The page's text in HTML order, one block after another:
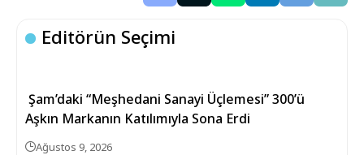
Editörün Seçimi
Şam’daki “Meşhedani Sanayi Üçlemesi” 300’ü
Aşkın Markanın Katılımıyla Sona Erdi
Ağustos 9, 2026